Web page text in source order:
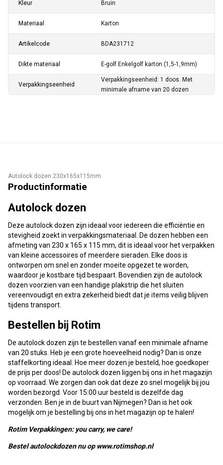
Kleur Bruin
Materiaal Karton
Artikelcode BDA231712
Dikte materiaal E-golf Enkelgolf karton (1,5-1,9mm)
Verpakkingseenheid
Verpakkingseenheid: 1 doos. Met
minimale afname van 20 dozen
Autolock dozen 230x165x115mm
Productinformatie
Autolock dozen
Deze autolock dozen zijn ideaal voor iedereen die efficiëntie en
stevigheid zoekt in verpakkingsmateriaal. De dozen hebben een
afmeting van 230 x 165 x 115 mm, dit is ideaal voor het verpakken
van kleine accessoires of meerdere sieraden. Elke doos is
ontworpen om snel en zonder moeite opgezet te worden,
waardoor je kostbare tijd bespaart. Bovendien zijn de autolock
dozen voorzien van een handige plakstrip die het sluiten
vereenvoudigt en extra zekerheid biedt dat je items veilig blijven
tijdens transport.
Bestellen bij Rotim
De autolock dozen zijn te bestellen vanaf een minimale afname
van 20 stuks. Heb je een grote hoeveelheid nodig? Dan is onze
staffelkorting ideaal. Hoe meer dozen je besteld, hoe goedkoper
de prijs per doos! De autolock dozen liggen bij ons in het magazijn
op voorraad. We zorgen dan ook dat deze zo snel mogelijk bij jou
worden bezorgd. Voor 15:00 uur besteld is dezelfde dag
verzonden. Ben je in de buurt van Nijmegen? Dan is het ook
mogelijk om je bestelling bij ons in het magazijn op te halen!
Rotim Verpakkingen: you carry, we care!
Bestel autolockdozen nu op www.rotimshop.nl